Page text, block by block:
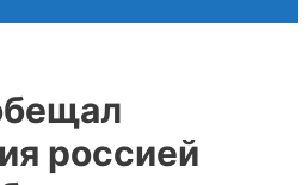
россией